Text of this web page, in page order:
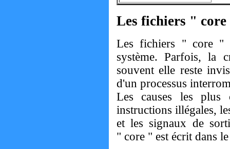
Les fichiers "
Les fichiers " core "
système. Parfois, la
souvent elle reste
d'un processus
Les causes les plus
instructions illégales,
et les signaux de
" core " est écrit dans